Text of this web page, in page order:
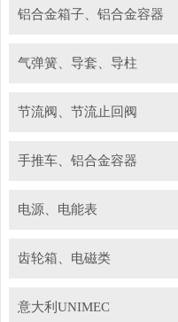
铝合金箱子、铝合金容器
气弹簧、导套、导柱
节流阀、节流止回阀
手推车、铝合金容器
电源、电能表
齿轮箱、电磁类
意大利UNIMEC